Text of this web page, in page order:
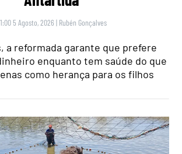
5 Agosto, 2026 | Rubén Gonçalves
a reformada garante que prefere
enquanto tem saúde do que
como herança para os filhos